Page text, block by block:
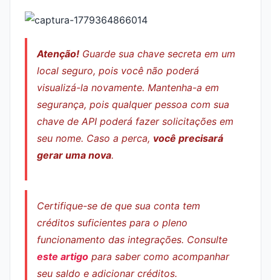
Atenção! Guarde sua chave secreta em um
local seguro, pois você não poderá
visualizá-la novamente. Mantenha-a em
segurança, pois qualquer pessoa com sua
chave de API poderá fazer solicitações em
seu nome. Caso a perca, você precisará
gerar uma nova.
Certifique-se de que sua conta tem
créditos suficientes para o pleno
funcionamento das integrações. Consulte
este artigo para saber como acompanhar
seu saldo e adicionar créditos.